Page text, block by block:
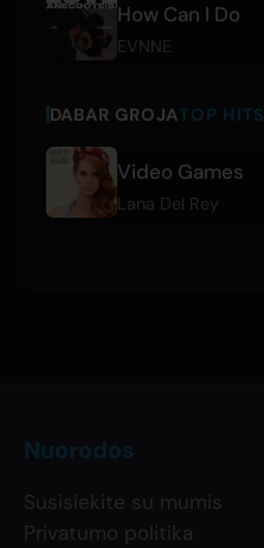
How Can I Do
EVNNE
DABAR GROJATOP HITS
Video Games
Lana Del Rey
Nuorodos
Susisiekite su mumis
Privatumo politika